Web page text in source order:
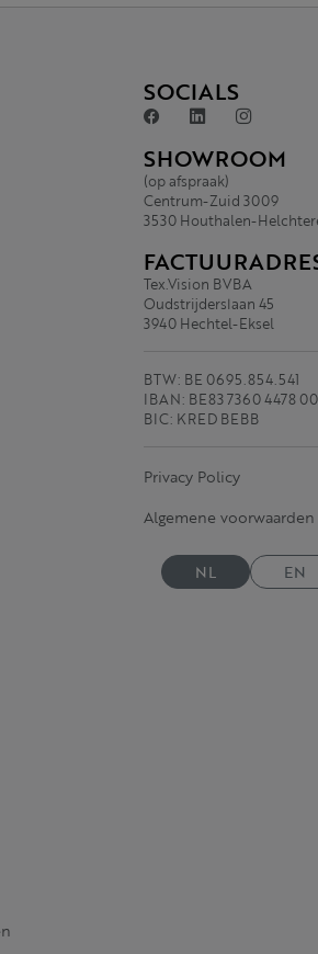
SOCIALS
SHOWROOM
(op afspraak)
Centrum-Zuid 3009
3530 Houthalen-
Tex.Vision BVBA
Oudstrijderslaan 45
3940 Hechtel-Eksel
BTW: BE 0695.854.541
IBAN: BE83 7360 4478
BIC: KRED BEBB
Privacy Policy
Algemene voorwaarden
NL EN